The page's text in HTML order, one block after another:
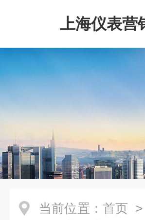
上海仪表营
当前位置： 首页 >